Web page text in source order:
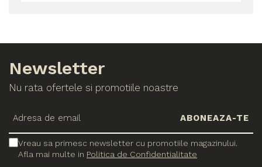
Newsletter
Nu rata ofertele si promotiile noastre
Vreau sa primesc newsletter cu promotiile magazinului.
Afla mai multe in Politica de Confidentialitate